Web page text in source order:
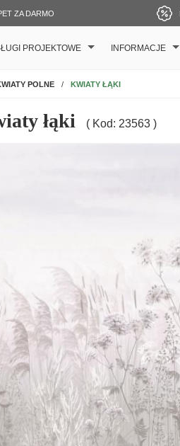
ZA DARMO
PROJEKTOWE INFORMACJE
POLNE KWIATY ŁĄKI
łąki ( Kod: 23563 )